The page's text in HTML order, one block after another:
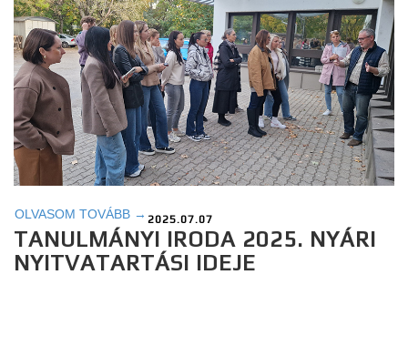
OLVASOM TOVÁBB → 2025.07.07
TANULMÁNYI IRODA 2025. NYÁRI
NYITVATARTÁSI IDEJE